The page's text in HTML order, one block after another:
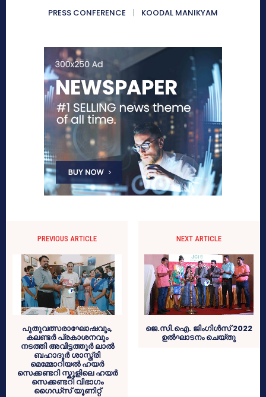
PRESS CONFERENCE
KOODAL MANIKYAM
PREVIOUS ARTICLE
പുതുവത്സരാഘോഷവും,
കലണ്ടർ പ്രകാശനവും
നടത്തി അവിട്ടത്തൂർ ലാൽ
ബഹാദൂർ ശാസ്ത്രി
മെമ്മോറിയൽ ഹയർ
സെക്കണ്ടറി സ്കൂളിലെ ഹയർ
സെക്കണ്ടറി വിഭാഗം
ഗൈഡ്സ് യൂണിറ്റ്
NEXT ARTICLE
ജെ.സി.ഐ. ജിംഗിൾസ് 2022
ഉൽഘാടനം ചെയ്തു